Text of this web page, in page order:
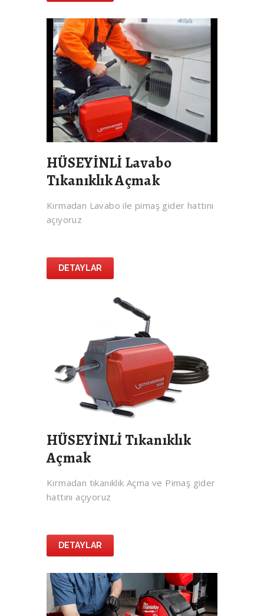
HÜSEYİNLİ Lavabo
Tıkanıklık Açmak
Kırmadan Lavabo ile pimaş gider hattını
açıyoruz
DETAYLAR
HÜSEYİNLİ Tıkanıklık
Açmak
Kırmadan tıkanıklık Açma ve Pimaş gider
hattını açıyoruz
DETAYLAR